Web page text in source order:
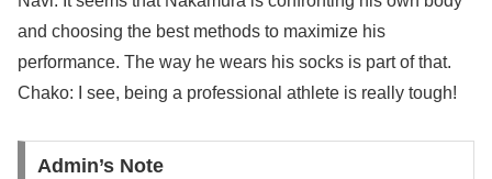
and choosing the best methods to maximize his
performance. The way he wears his socks is part of that.
Chako: I see, being a professional athlete is really tough!
Admin’s Note